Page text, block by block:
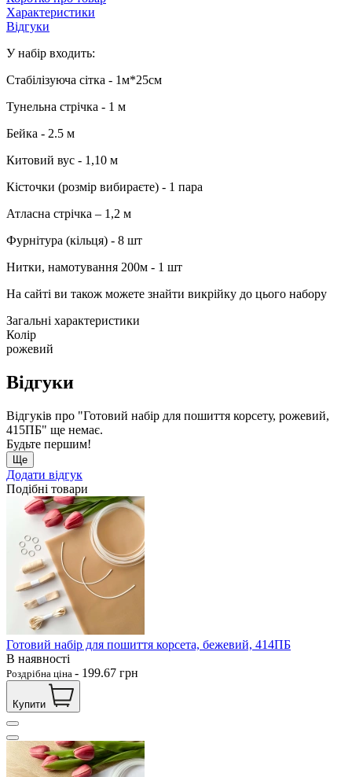
Характеристики
Відгуки
У набір входить:
Стабілізуюча сітка - 1м*25см
Тунельна стрічка - 1 м
Бейка - 2.5 м
Китовий вус - 1,10 м
Кісточки (розмір вибираєте) - 1 пара
Атласна стрічка – 1,2 м
Фурнітура (кільця) - 8 шт
Нитки, намотування 200м - 1 шт
На сайті ви також можете знайти викрійку до цього набору
Загальні характеристики
Колір
рожевий
Відгуки
Відгуків про "Готовий набір для пошиття корсету, рожевий,
415ПБ" ще немає.
Будьте першим!
Ще
Додати відгук
Подібні товари
Готовий набір для пошиття корсета, бежевий, 414ПБ
В наявності
Роздрібна ціна - 199.67 грн
Купити